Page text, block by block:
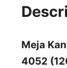
Meja
4052